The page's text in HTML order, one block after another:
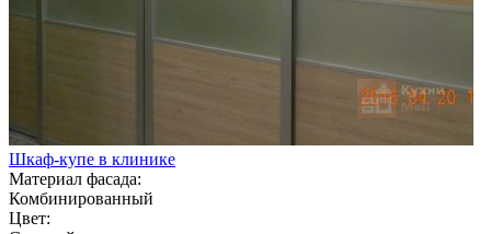
Шкаф-купе в клинике
Материал фасада:
Комбинированный
Цвет: